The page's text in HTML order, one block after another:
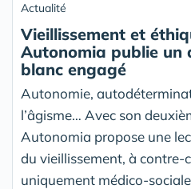
Actualité
Vieillissement et
Autonomia publie un
blanc engagé
Autonomie,
l’âgisme… Avec son
Autonomia propose une
du vieillissement, à contre-
uniquement médico-